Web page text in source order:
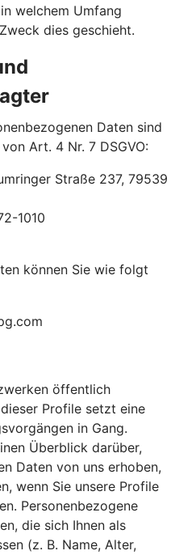
welchem Umfang
dies geschieht.
Daten sind
Art. 4 Nr. 7 DSGVO:
Straße 237, 79539
1010
können Sie wie folgt
öffentlich
Profile setzt eine
in Gang.
Überblick darüber,
Daten von uns erhoben,
wenn Sie unsere Profile
Personenbezogene
die sich Ihnen als
(z. B. Name, Alter,